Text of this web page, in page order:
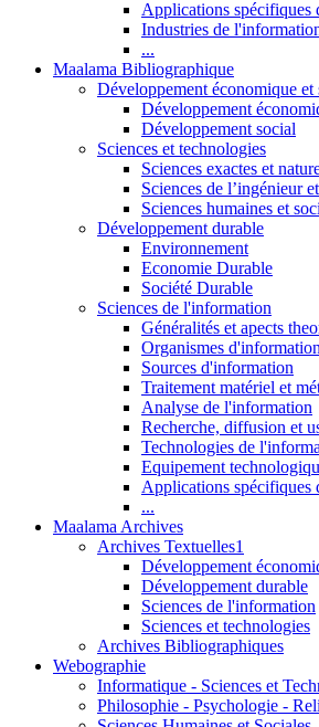
Applications spécifiques
Industries de
...
Maalama Bibliographique
Développement économique et
Développement
Développement social
Sciences et technologies
Sciences exactes et
Sciences de l’ingénieur
Sciences humaines et
Développement durable
Environnement
Economie Durable
Société Durable
Sciences de l'information
Généralités et apects
Organismes
Sources d'information
Traitement matériel et
Analyse de l'information
Recherche, diffusion et
Technologies de
Equipement
Applications spécifiques
...
Maalama Archives
Archives Textuelles1
Développement
Développement durable
Sciences de l'information
Sciences et technologies
Archives Bibliographiques
Webographie
Informatique - Sciences et
Philosophie - Psychologie -